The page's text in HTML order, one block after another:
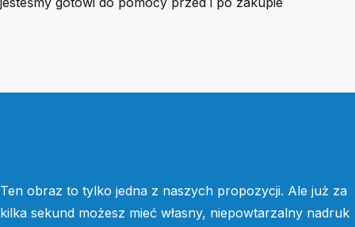
Ten obraz to tylko jedna z naszych propozycji. Ale już za
kilka sekund możesz mieć własny, niepowtarzalny nadruk